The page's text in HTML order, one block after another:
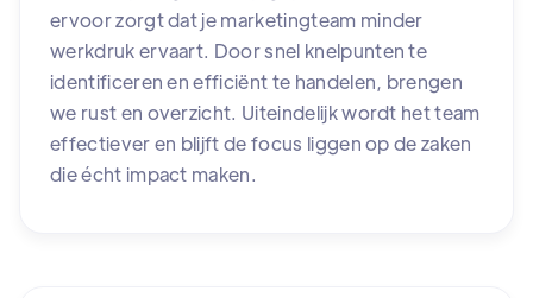
ervoor zorgt dat je marketingteam minder
werkdruk ervaart. Door snel knelpunten te
identificeren en efficiënt te handelen, brengen
we rust en overzicht. Uiteindelijk wordt het team
effectiever en blijft de focus liggen op de zaken
die écht impact maken.